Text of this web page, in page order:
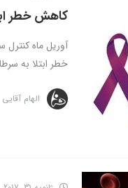
کاهش خطر
آوریل ماه
خطر ابتلا به
الهام آقایی